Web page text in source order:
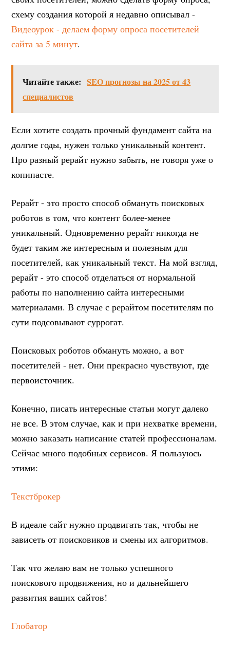
схему создания которой я недавно описывал -
Видеоурок - делаем форму опроса посетителей
сайта за 5 минут.
Читайте также: SEO прогнозы на 2025 от 43
специалистов
Если хотите создать прочный фундамент сайта на
долгие годы, нужен только уникальный контент.
Про разный рерайт нужно забыть, не говоря уже о
копипасте.
Рерайт - это просто способ обмануть поисковых
роботов в том, что контент более-менее
уникальный. Одновременно рерайт никогда не
будет таким же интересным и полезным для
посетителей, как уникальный текст. На мой взгляд,
рерайт - это способ отделаться от нормальной
работы по наполнению сайта интересными
материалами. В случае с рерайтом посетителям по
сути подсовывают суррогат.
Поисковых роботов обмануть можно, а вот
посетителей - нет. Они прекрасно чувствуют, где
первоисточник.
Конечно, писать интересные статьи могут далеко
не все. В этом случае, как и при нехватке времени,
можно заказать написание статей профессионалам.
Сейчас много подобных сервисов. Я пользуюсь
этими:
Текстброкер
В идеале сайт нужно продвигать так, чтобы не
зависеть от поисковиков и смены их алгоритмов.
Так что желаю вам не только успешного
поискового продвижения, но и дальнейшего
развития ваших сайтов!
Глобатор